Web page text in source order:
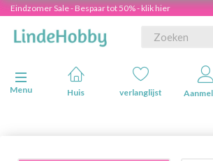
Eindzomer Sale - Bespaar tot 50% - klik hier
Navigatie in-/uitschakelen
Menu
Huis verlanglijst